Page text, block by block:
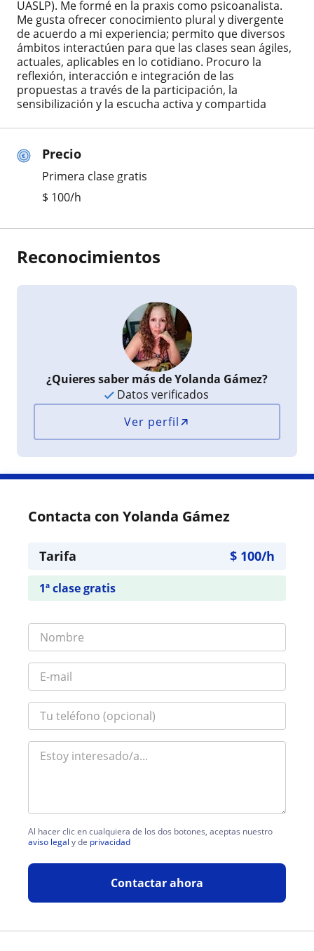
Precio
Primera clase gratis
$ 100/h
UASLP). Me formé en la praxis como psicoanalista.
Me gusta ofrecer conocimiento plural y divergente
de acuerdo a mi experiencia; permito que diversos
ámbitos interactúen para que las clases sean ágiles,
actuales, aplicables en lo cotidiano. Procuro la
reflexión, interacción e integración de las
propuestas a través de la participación, la
sensibilización y la escucha activa y compartida
Reconocimientos
¿Quieres saber más de Yolanda Gámez?
Datos verificados
Ver perfil
Contacta con Yolanda Gámez
Tarifa $ 100/h
1ª clase gratis
Al hacer clic en cualquiera de los dos botones, aceptas nuestro
aviso legal y de privacidad
Contactar ahora